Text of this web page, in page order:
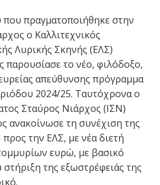
πραγματοποιήθηκε στην
ο Καλλιτεχνικός
Λυρικής Σκηνής (ΕΛΣ)
παρουσίασε το νέο, φιλόδοξο,
απεύθυνσης πρόγραμμα
2024/25. Ταυτόχρονα ο
Σταύρος Νιάρχος (ΙΣΝ)
ανακοίνωσε τη συνέχιση της
την ΕΛΣ, με νέα διετή
ευρώ, με βασικό
της εξωστρέφειάς της